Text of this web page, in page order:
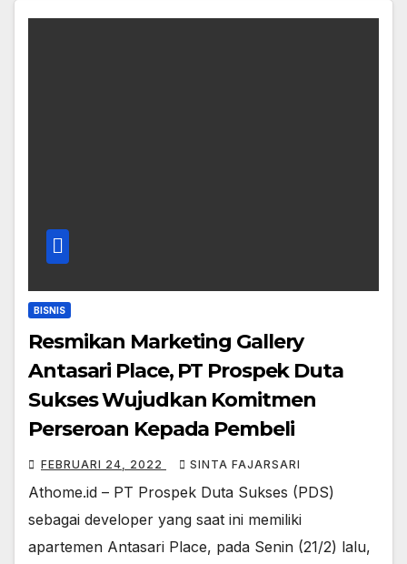
BISNIS
Resmikan Marketing Gallery
Antasari Place, PT Prospek Duta
Sukses Wujudkan Komitmen
Perseroan Kepada Pembeli
FEBRUARI 24, 2022 SINTA FAJARSARI
Athome.id – PT Prospek Duta Sukses (PDS)
sebagai developer yang saat ini memiliki
apartemen Antasari Place, pada Senin (21/2) lalu,